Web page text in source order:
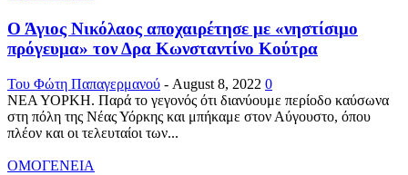
Ο Άγιος Νικόλαος αποχαιρέτησε με «νηστίσιμο
πρόγευμα» τον Δρα Κωνσταντίνο Κούτρα
Του Φώτη Παπαγερμανού - August 8, 2022 0
ΝΕΑ ΥΟΡΚΗ. Παρά το γεγονός ότι διανύουμε περίοδο καύσωνα
στη πόλη της Νέας Υόρκης και μπήκαμε στον Αύγουστο, όπου
πλέον και οι τελευταίοι των...
ΟΜΟΓΕΝΕΙΑ